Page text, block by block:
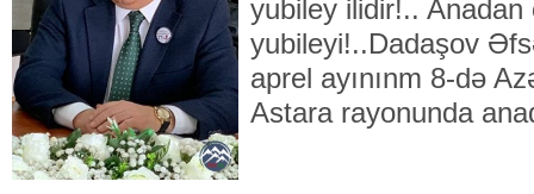
yubiley ilidir!.. Anadan
yubileyi!..Dadaşov
aprel ayınınm 8-də
Astara rayonunda